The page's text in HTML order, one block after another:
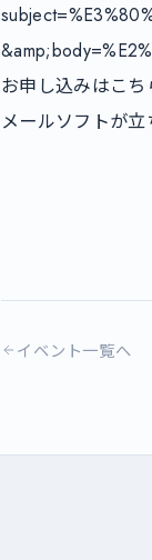
お申し込みはこ
メールソフトが
イベント一覧へ